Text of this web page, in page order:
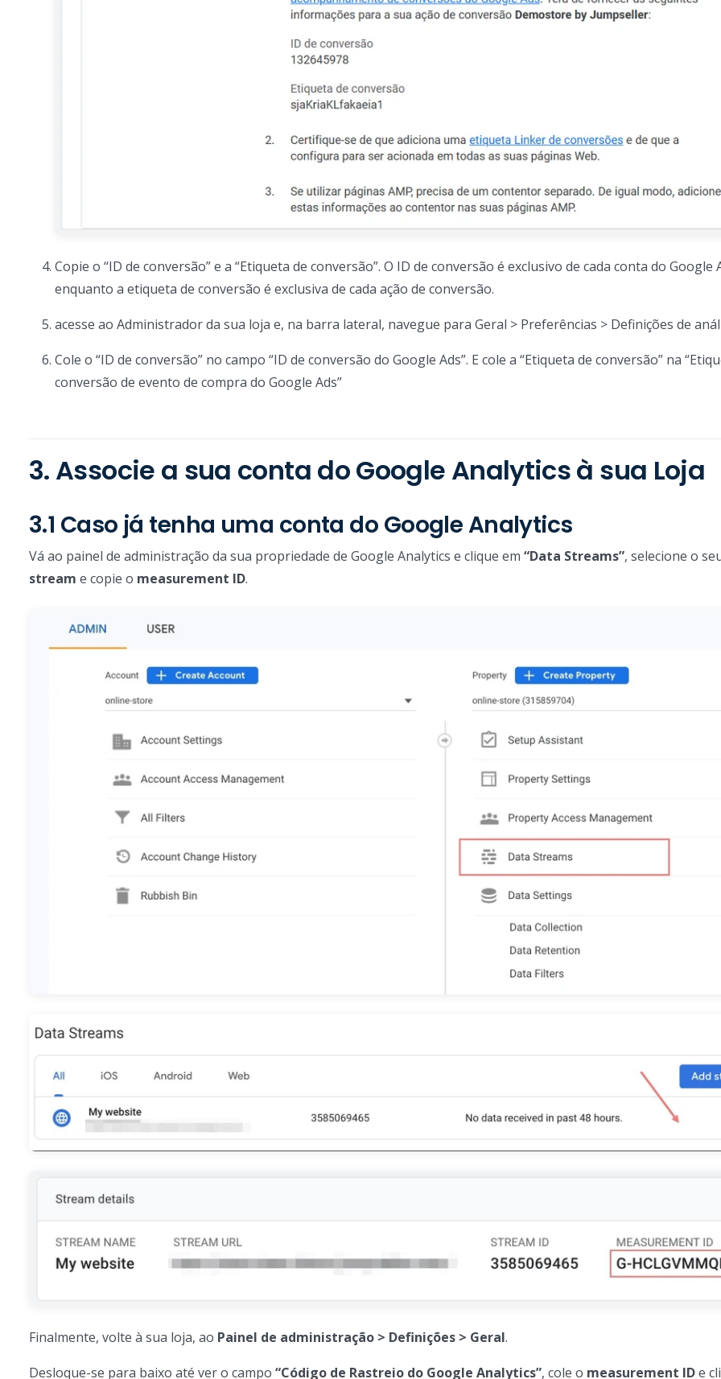
Copie o “ID de conversão” e a “Etiqueta de conversão”. O ID de conversão é exclusivo de cada conta do Google
enquanto a etiqueta de conversão é exclusiva de cada ação de conversão.
acesse ao Administrador da sua loja e, na barra lateral, navegue para Geral > Preferências > Definições de
Cole o “ID de conversão” no campo “ID de conversão do Google Ads”. E cole a “Etiqueta de conversão” na
conversão de evento de compra do Google Ads”
3. Associe a sua conta do Google Analytics à sua Loja
3.1 Caso já tenha uma conta do Google Analytics
Vá ao painel de administração da sua propriedade de Google Analytics e clique em “Data Streams”, selecione o
stream e copie o measurement ID.
Finalmente, volte à sua loja, ao Painel de administração > Definições > Geral.
Desloque-se para baixo até ver o campo “Código de Rastreio do Google Analytics”, cole o measurement IDe